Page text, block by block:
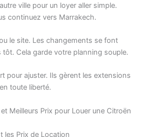
ville pour un loyer aller simple.
continuez vers Marrakech.
le site. Les changements se font
Cela garde votre planning souple.
pour ajuster. Ils gèrent les extensions
toute liberté.
Meilleurs Prix pour Louer une Citroën
les Prix de Location